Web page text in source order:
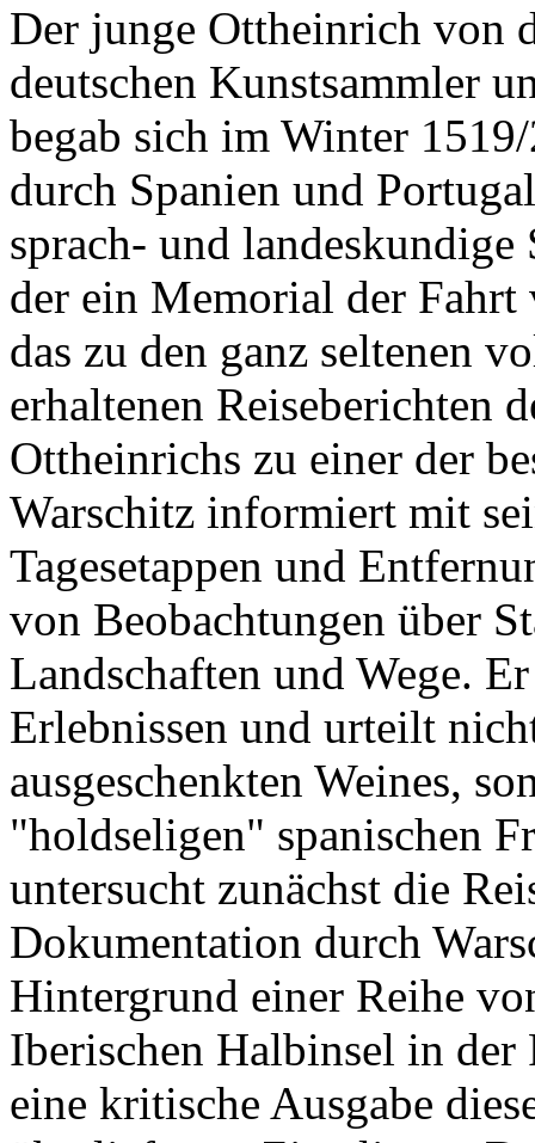
Der junge Ottheinrich von
deutschen Kunstsammler
begab sich im Winter
durch Spanien und
sprach- und
der ein Memorial der Fahrt
das zu den ganz seltenen
erhaltenen Reiseberichten
Ottheinrichs zu einer der
Warschitz informiert mit
Tagesetappen und
von Beobachtungen über
Landschaften und Wege.
Erlebnissen und urteilt
ausgeschenkten Weines,
"holdseligen" spanischen
untersucht zunächst die
Dokumentation durch
Hintergrund einer Reihe
Iberischen Halbinsel in der
eine kritische Ausgabe